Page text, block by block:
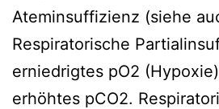
Ateminsuffizienz (siehe
Respiratorische
erniedrigtes pO2
erhöhtes pCO2.